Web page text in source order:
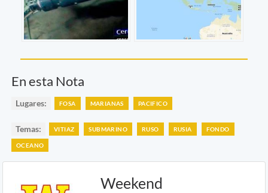
En esta Nota
Lugares: FOSA MARIANAS PACIFICO
Temas: VITIAZ SUBMARINO RUSO RUSIA FONDO
OCEANO
Weekend